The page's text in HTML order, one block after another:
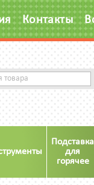
Контакты
Подставка
для
горячее